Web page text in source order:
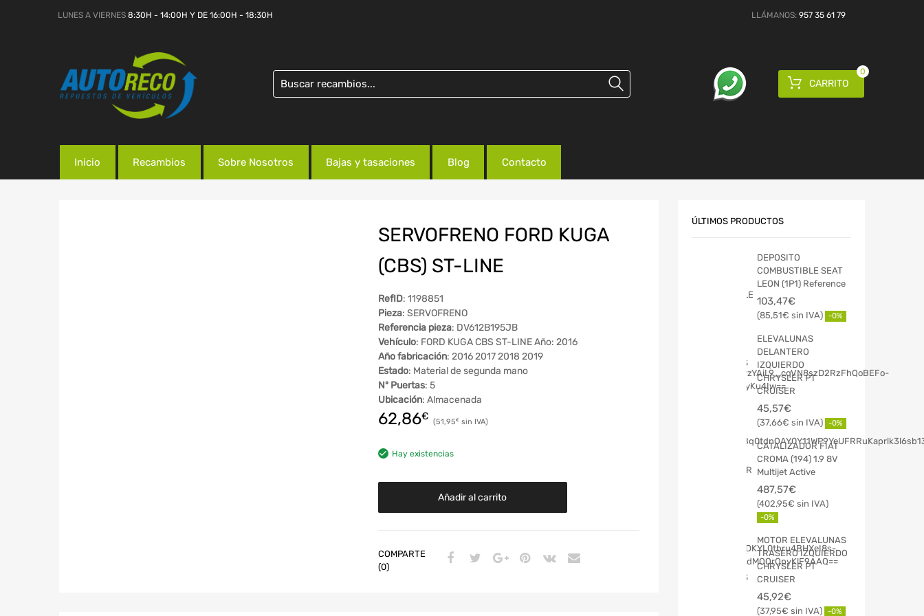
LUNES A VIERNES 8:30H - 14:00H Y DE 16:00H - 18:30H LLÁMANOS: 957 35 61 79
CARRITO
0
Inicio Recambios Sobre Nosotros Bajas y tasaciones Blog Contacto
SERVOFRENO FORD KUGA
(CBS) ST-LINE
RefID: 1198851
Pieza: SERVOFRENO
Referencia pieza: DV612B195JB
Vehículo: FORD KUGA CBS ST-LINE Año: 2016
Año fabricación: 2016 2017 2018 2019
Estado: Material de segunda mano
Nº Puertas: 5
Ubicación: Almacenada
62,86€ 51,95€
Hay existencias
Añadir al carrito
COMPARTE
(0)
ÚLTIMOS PRODUCTOS
DEPOSITO
COMBUSTIBLE SEAT
LEON (1P1) Reference
103,47€
85,51€ -0%
ELEVALUNAS
DELANTERO
IZQUIERDO
CHRYSLER PT
CRUISER
45,57€
37,66€ -0%
CATALIZADOR FIAT
CROMA (194) 1.9 8V
Multijet Active
487,57€
402,95€
-0%
MOTOR ELEVALUNAS
TRASERO IZQUIERDO
CHRYSLER PT
CRUISER
45,92€
37,95€ -0%